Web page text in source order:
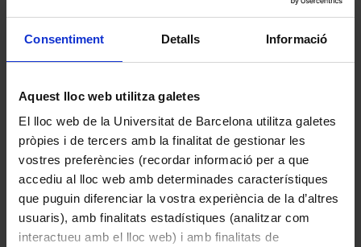
Consentiment Detalls Informació
Aquest lloc web utilitza galetes
El lloc web de la Universitat de Barcelona utilitza galetes
pròpies i de tercers amb la finalitat de gestionar les
vostres preferències (recordar informació per a que
accediu al lloc web amb determinades característiques
que puguin diferenciar la vostra experiència de la d’altres
usuaris), amb finalitats estadístiques (analitzar com
interactueu amb el lloc web) i amb finalitats de
Aquest tipus d’instrument deriva dels
Chladni (1756–1827), considerat el pare
de l’acústica experimental. Les plaques
de Chladni es van incorporar àmpliament
a la docència de la física al llarg del segle
XIX i inicis del segle XX, especialment en
laboratoris universitaris, com a eina per a
la demostració visual dels fenòmens
ondulatoris, la ressonància i la formació
Espectrofotòmetre
Desconegut
1970